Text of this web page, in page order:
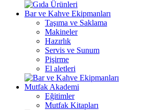
Bar ve Kahve Ekipmanları
Taşıma ve Saklama
Makineler
Hazırlık
Servis ve Sunum
Pişirme
El aletleri
Mutfak Akademi
Eğitimler
Mutfak Kitapları